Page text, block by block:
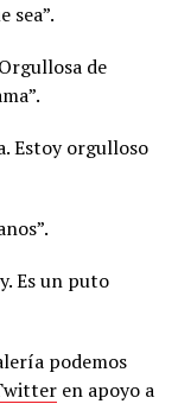
sea”.
de
Estoy orgulloso
Es un puto
podemos
en apoyo a